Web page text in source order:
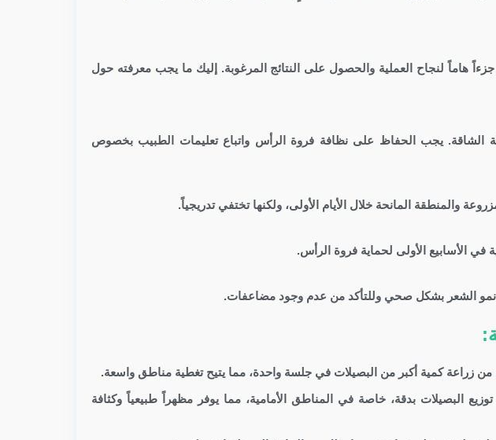
جزءاً هاماً لنجاح العملية والحصول على النتائج المرغوبة. إليك ما يجب معرفته حول
الشاقة. يجب الحفاظ على نظافة فروة الرأس واتباع تعليمات الطبيب بخصوص
والمنطقة المانحة خلال الأيام الأولى، ولكنها تختفي تدريجياً.
الأسابيع الأولى لحماية فروة الرأس.
نمو الشعر بشكل صحي وللتأكد من عدم وجود مضاعفات.
من زراعة كمية أكبر من البصيلات في جلسة واحدة، مما يتيح تغطية مناطق واسعة.
توزيع البصيلات بدقة، خاصة في المناطق الأمامية، مما يوفر مظهراً طبيعياً وكثافة